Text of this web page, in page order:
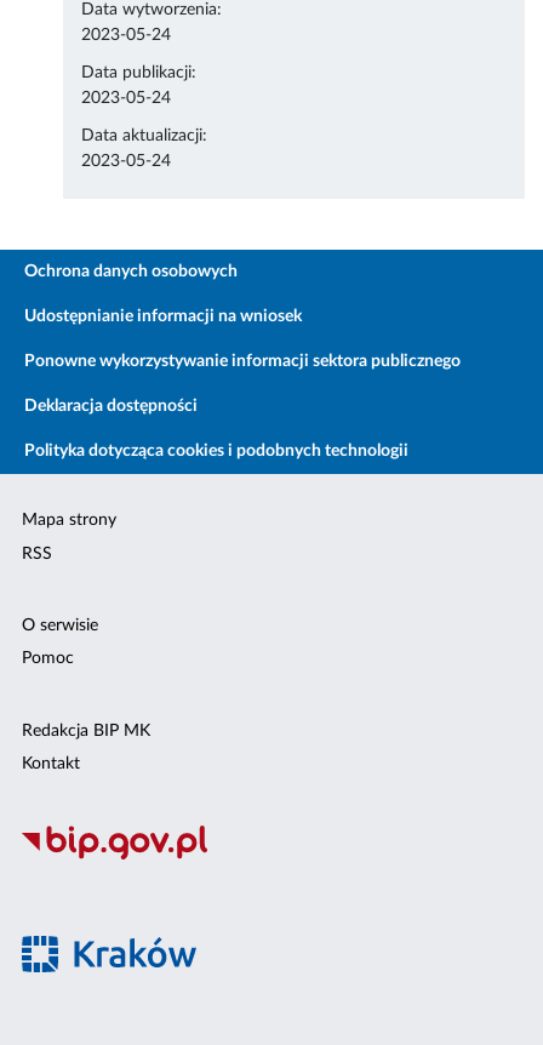
Data wytworzenia:
2023-05-24
Data publikacji:
2023-05-24
Data aktualizacji:
2023-05-24
Ochrona danych osobowych
Udostępnianie informacji na wniosek
Ponowne wykorzystywanie informacji sektora publicznego
Deklaracja dostępności
Polityka dotycząca cookies i podobnych technologii
Mapa strony
RSS
O serwisie
Pomoc
Redakcja BIP MK
Kontakt